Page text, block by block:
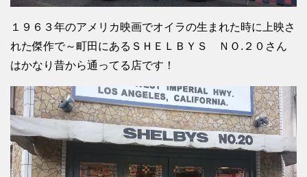
１９６３年のアメリカ映画でオイラの生まれた時に上映さ
れた傑作で～町田にあるＳＨＥＬＢＹＳ ＮＯ.２０さん
はかなり昔から通ってる店です！